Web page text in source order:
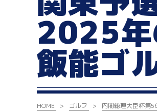
2025
飯能ゴ
HOME ゴルフ 内閣総理大臣杯第